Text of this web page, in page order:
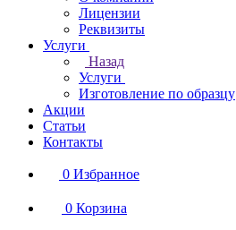
Лицензии
Реквизиты
Услуги
Назад
Услуги
Изготовление по образцу
Акции
Статьи
Контакты
0 Избранное
0 Корзина